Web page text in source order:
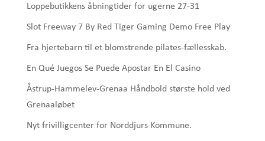
Loppebutikkens åbningtider for ugerne 27-31
Slot Freeway 7 By Red Tiger Gaming Demo Free Play
Fra hjertebarn til et blomstrende pilates-fællesskab.
En Qué Juegos Se Puede Apostar En El Casino
Åstrup-Hammelev-Grenaa Håndbold største hold ved
Grenaaløbet
Nyt frivilligcenter for Norddjurs Kommune.